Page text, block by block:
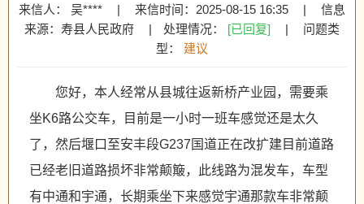
来信人： 吴**** | 来信时间：2025-08-15 16:35 |
信息
来源：寿县人民政府
| 处理情况： [已回复] |
问题类
型：
建议
您好，本人经常从县城往返新桥产业园，需要乘
坐K6路公交车，目前是一小时一班车感觉还是太久
了，然后堰口至安丰段G237国道正在改扩建目前道路
已经老旧道路损坏非常颠簸，此线路为混发车，车型
有中通和宇通，长期乘坐下来感觉宇通那款车非常颠